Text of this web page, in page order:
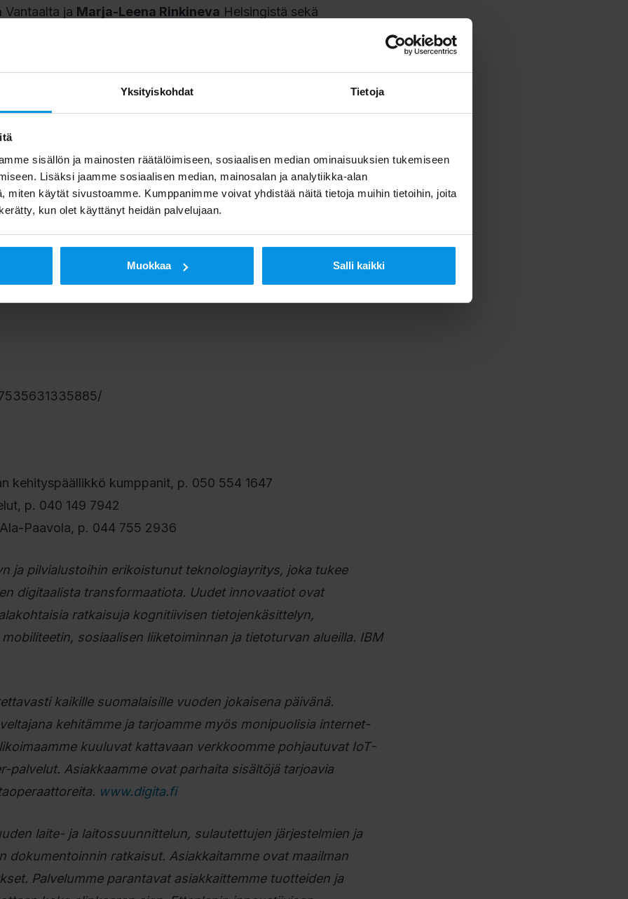
Yksityiskohdat Tietoja
sisällön ja mainosten räätälöimiseen, sosiaalisen median ominaisuuksien tukemiseen
Lisäksi jaamme sosiaalisen median, mainosalan ja analytiikka-alan
miten käytät sivustoamme. Kumppanimme voivat yhdistää näitä tietoja muihin tietoihin, joita
kun olet käyttänyt heidän palvelujaan.
Muokkaa Salli kaikki
Vantaalta ja Marja-Leena Rinkineva Helsingistä sekä
watch?v=jS9eiE5SbmU
Paavola, Kari Lehtomaa, Antti Ryysy
IBM:n suurimmassa asiakas- ja kumppanitilaisuudessa
ajaksi käyttöönsä IBM:n alustakapasiteettia ja Cloud-palveluja.
1000 päätelaitteeseen. Etteplanin valmennus- ja tukipalvelut
kehityspäällikkö kumppanit, p. 050 554 1647
p. 040 149 7942
Paavola, p. 044 755 2936
ja pilvialustoihin erikoistunut teknologiayritys, joka tukee
digitaalista transformaatiota. Uudet innovaatiot ovat
ratkaisuja kognitiivisen tietojenkäsittelyn,
sosiaalisen liiketoiminnan ja tietoturvan alueilla. IBM
kaikille suomalaisille vuoden jokaisena päivänä.
kehitämme ja tarjoamme myös monipuolisia internet-
kuuluvat kattavaan verkkoomme pohjautuvat IoT-
palvelut. Asiakkaamme ovat parhaita sisältöjä tarjoavia
www.digita.fi
laite- ja laitossuunnittelun, sulautettujen järjestelmien ja
dokumentoinnin ratkaisut. Asiakkaitamme ovat maailman
Palvelumme parantavat asiakkaittemme tuotteiden ja